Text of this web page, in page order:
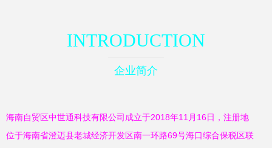
INTRODUCTION
企业简介
海南自贸区中世通科技有限公司成立于2018年11月16日，注册地
位于海南省澄迈县老城经济开发区南一环路69号海口综合保税区联